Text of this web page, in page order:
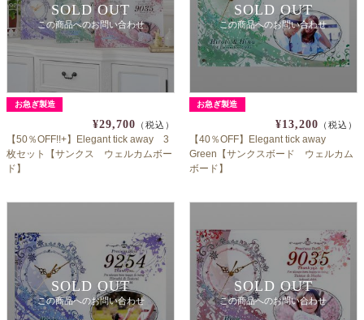
SOLD OUT
この商品へのお問い合わせ
お急ぎ製造
¥29,700 （税込）
【50％OFF!!+】Elegant tick away 3
枚セット【サンクス ウェルカムボー
ド】
SOLD OUT
この商品へのお問い合わせ
お急ぎ製造
¥13,200 （税込）
【40％OFF】Elegant tick away
Green【サンクスボード ウェルカム
ボード】
SOLD OUT
この商品へのお問い合わせ
SOLD OUT
この商品へのお問い合わせ